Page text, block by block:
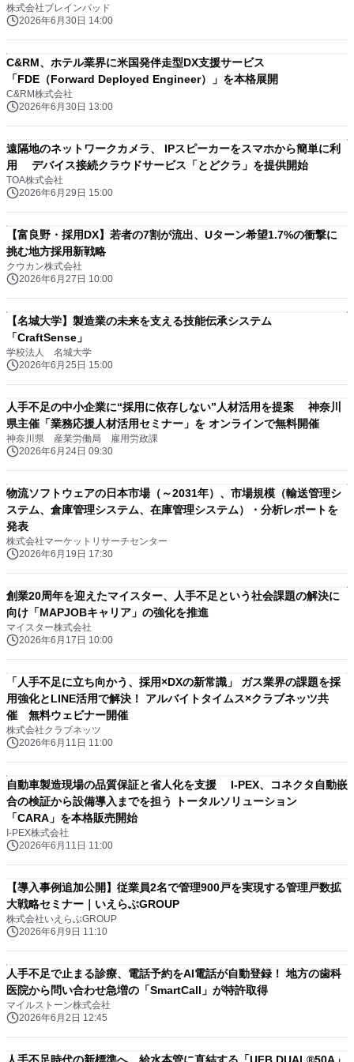
株式会社ブレインパッド
2026年6月30日 14:00
C&RM、ホテル業界に米国発伴走型DX支援サービス
「FDE（Forward Deployed Engineer）」を本格展開
C&RM株式会社
2026年6月30日 13:00
遠隔地のネットワークカメラ、 IPスピーカーをスマホから簡単に利
用 デバイス接続クラウドサービス「とどクラ」を提供開始
TOA株式会社
2026年6月29日 15:00
【富良野・採用DX】若者の7割が流出、Uターン希望1.7%の衝撃に
挑む地方採用新戦略
クウカン株式会社
2026年6月27日 10:00
【名城大学】製造業の未来を支える技能伝承システム
「CraftSense」
学校法人 名城大学
2026年6月25日 15:00
人手不足の中小企業に“採用に依存しない”人材活用を提案 神奈川
県主催「業務応援人材活用セミナー」を オンラインで無料開催
神奈川県 産業労働局 雇用労政課
2026年6月24日 09:30
物流ソフトウェアの日本市場（～2031年）、市場規模（輸送管理シ
ステム、倉庫管理システム、在庫管理システム）・分析レポートを
発表
株式会社マーケットリサーチセンター
2026年6月19日 17:30
創業20周年を迎えたマイスター、人手不足という社会課題の解決に
向け「MAPJOBキャリア」の強化を推進
マイスター株式会社
2026年6月17日 10:00
「人手不足に立ち向かう、採用×DXの新常識」 ガス業界の課題を採
用強化とLINE活用で解決！ アルバイトタイムス×クラブネッツ共
催 無料ウェビナー開催
株式会社クラブネッツ
2026年6月11日 11:00
自動車製造現場の品質保証と省人化を支援 I-PEX、コネクタ自動嵌
合の検証から設備導入までを担う トータルソリューション
「CARA」を本格販売開始
I-PEX株式会社
2026年6月11日 11:00
【導入事例追加公開】従業員2名で管理900戸を実現する管理戸数拡
大戦略セミナー｜いえらぶGROUP
株式会社いえらぶGROUP
2026年6月9日 11:10
人手不足で止まる診療、電話予約をAI電話が自動登録！ 地方の歯科
医院から問い合わせ急増の「SmartCall」が特許取得
マイルストーン株式会社
2026年6月2日 12:45